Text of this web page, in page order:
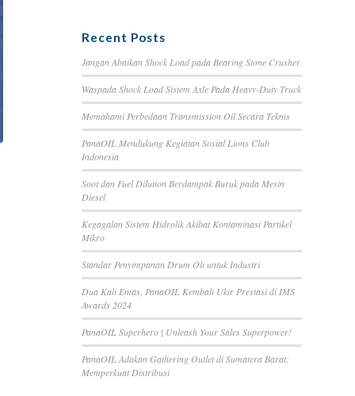
Recent Posts
Jangan Abaikan Shock Load pada Bearing Stone Crusher
Waspada Shock Load Sistem Axle Pada Heavy-Duty Truck
Memahami Perbedaan Transmission Oil Secara Teknis
PanaOIL Mendukung Kegiatan Sosial Lions Club
Indonesia
Soot dan Fuel Dilution Berdampak Buruk pada Mesin
Diesel
Kegagalan Sistem Hidrolik Akibat Kontaminasi Partikel
Mikro
Standar Penyimpanan Drum Oli untuk Industri
Dua Kali Emas, PanaOIL Kembali Ukir Prestasi di IMS
Awards 2024
PanaOIL Superhero | Unleash Your Sales Superpower!
PanaOIL Adakan Gathering Outlet di Sumatera Barat:
Memperkuat Distribusi